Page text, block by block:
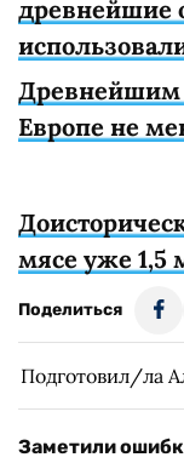
древнейшие
Древнейшим
Европе не
мясе уже 1,5
Поделиться
Подготовил/ла
Заметили